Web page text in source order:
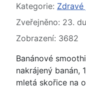
Základní údaje
Kategorie:
Zveřejněno: 23.
Zobrazení: 3682
Banánové
nakrájený banán,
mletá skořice na